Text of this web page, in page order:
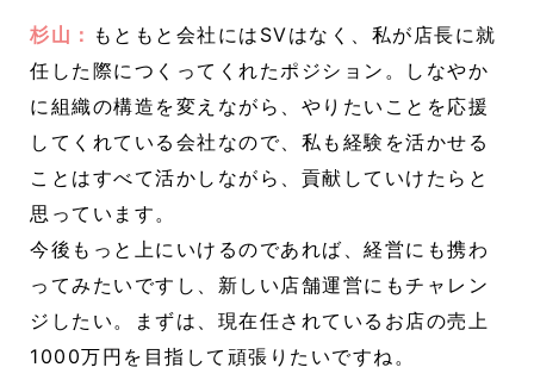
杉山： もともと会社にはSVはなく、私が店長に就
任した際につくってくれたポジション。しなやか
に組織の構造を変えながら、やりたいことを応援
してくれている会社なので、私も経験を活かせる
ことはすべて活かしながら、貢献していけたらと
思っています。
今後もっと上にいけるのであれば、経営にも携わ
ってみたいですし、新しい店舗運営にもチャレン
ジしたい。まずは、現在任されているお店の売上
1000万円を目指して頑張りたいですね。